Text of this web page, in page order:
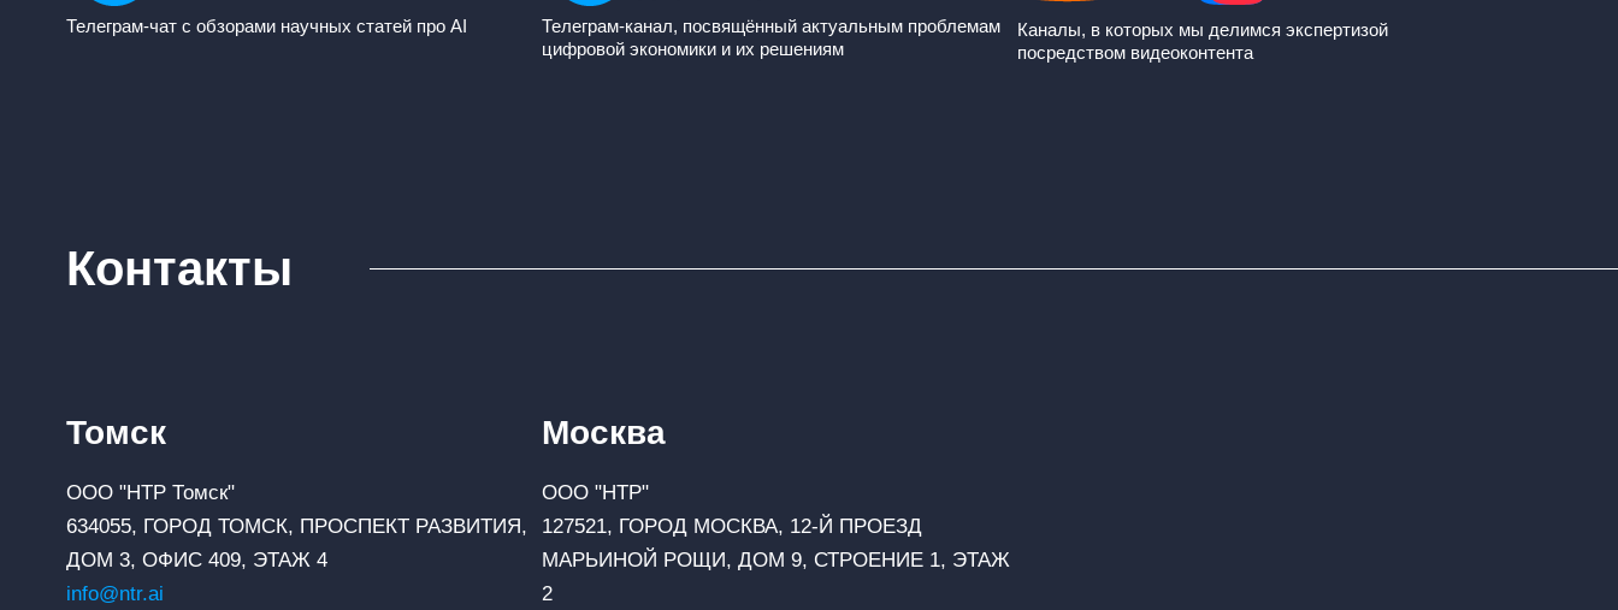
Телеграм-чат с обзорами научных статей про AI
Телеграм-канал, посвящённый актуальным проблемам
цифровой экономики и их решениям
Каналы, в которых мы делимся экспертизой
посредством видеоконтента
Контакты
Томск
ООО "НТР Томск"
634055, ГОРОД ТОМСК, ПРОСПЕКТ РАЗВИТИЯ,
ДОМ 3, ОФИС 409, ЭТАЖ 4
info@ntr.ai
Москва
ООО "НТР"
127521, ГОРОД МОСКВА, 12-Й ПРОЕЗД
МАРЬИНОЙ РОЩИ, ДОМ 9, СТРОЕНИЕ 1, ЭТАЖ
2